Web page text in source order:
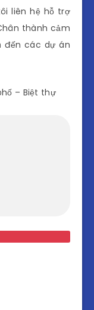
liên hệ hỗ trợ
thành cảm
đến các dự án
– Biệt thự